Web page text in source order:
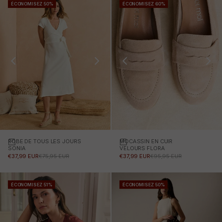
ÉCONOMISEZ 50%
Choisissez des options
ROBE DE TOUS LES JOURS
SONIA
PRIX PROMOTIONNEL
€37,99 EURPRIX NORMAL
€75,95 EUR
ÉCONOMISEZ 60%
Choisissez des options
MOCASSIN EN CUIR
VELOURS FLORA
PRIX PROMOTIONNEL
€37,99 EURPRIX NORMAL
€95,95 EUR
ÉCONOMISEZ 51% ÉCONOMISEZ 50%